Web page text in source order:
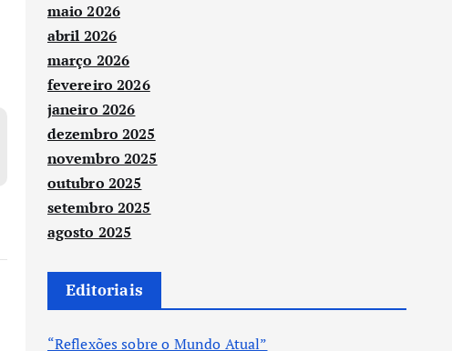
maio 2026
abril 2026
março 2026
fevereiro 2026
janeiro 2026
dezembro 2025
novembro 2025
outubro 2025
setembro 2025
agosto 2025
Editoriais
“Reflexões sobre o Mundo Atual”